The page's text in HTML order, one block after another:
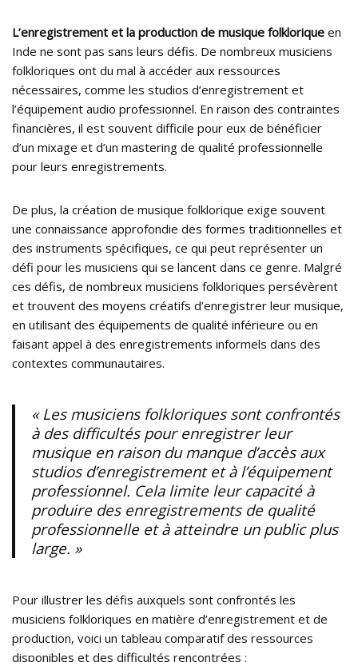
L’enregistrement et la production de musique folklorique en
Inde ne sont pas sans leurs défis. De nombreux musiciens
folkloriques ont du mal à accéder aux ressources
nécessaires, comme les studios d’enregistrement et
l’équipement audio professionnel. En raison des contraintes
financières, il est souvent difficile pour eux de bénéficier
d’un mixage et d’un mastering de qualité professionnelle
pour leurs enregistrements.
De plus, la création de musique folklorique exige souvent
une connaissance approfondie des formes traditionnelles et
des instruments spécifiques, ce qui peut représenter un
défi pour les musiciens qui se lancent dans ce genre. Malgré
ces défis, de nombreux musiciens folkloriques persévèrent
et trouvent des moyens créatifs d’enregistrer leur musique,
en utilisant des équipements de qualité inférieure ou en
faisant appel à des enregistrements informels dans des
contextes communautaires.
« Les musiciens folkloriques sont confrontés
à des difficultés pour enregistrer leur
musique en raison du manque d’accès aux
studios d’enregistrement et à l’équipement
professionnel. Cela limite leur capacité à
produire des enregistrements de qualité
professionnelle et à atteindre un public plus
large. »
Pour illustrer les défis auxquels sont confrontés les
musiciens folkloriques en matière d’enregistrement et de
production, voici un tableau comparatif des ressources
disponibles et des difficultés rencontrées :